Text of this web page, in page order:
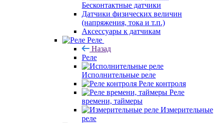
Бесконтактные датчики
Датчики физических величин
(напряжения, тока и т.п.)
Аксессуары к датчикам
Реле
Назад
Реле
Исполнительные реле
Реле контроля
Реле
времени, таймеры
Измерительные
реле